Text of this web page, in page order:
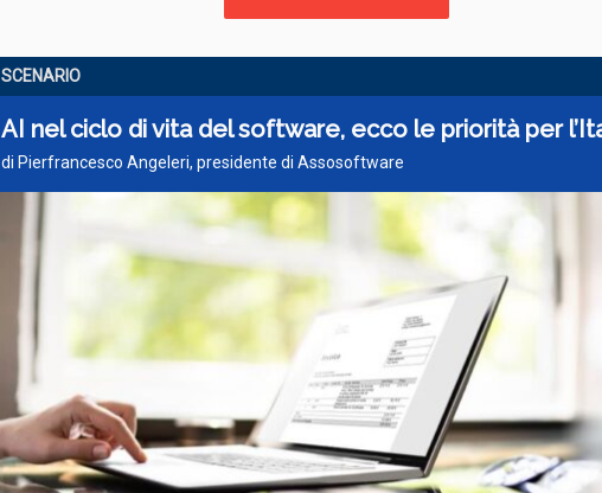
SCENARIO
AI nel ciclo di vita del software, ecco le priorità per
di Pierfrancesco Angeleri, presidente di Assosoftware